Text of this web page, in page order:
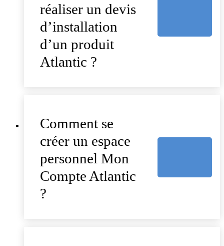
réaliser un devis
d’installation
d’un produit
Atlantic ?
Comment se
créer un espace
personnel Mon
Compte Atlantic
?